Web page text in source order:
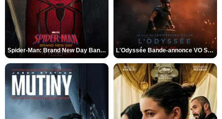
Spider-Man: Brand New Day Bande-annonce VO STFR L'Odyssée Bande-annonce VO STFR